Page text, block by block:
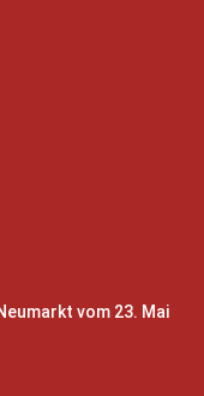
vom 23. Mai